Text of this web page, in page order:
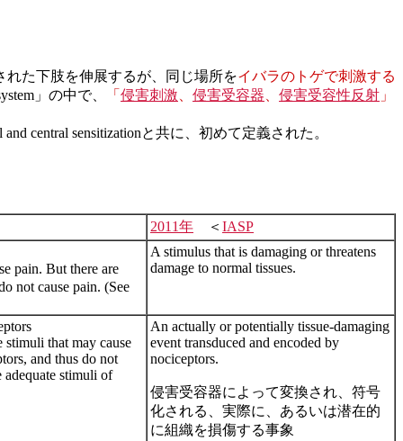
れた下肢を伸展するが、同じ場所をイバラのトゲで刺激する
」の中で、 「 侵害刺激 侵害受容器 侵害受容性反射 」
and central sensitizationと共に、初めて定義された。
2011年 ＜ IASP
pain. But there are
not cause pain. (See
A stimulus that is damaging or threatens
damage to normal tissues.
stimuli that may cause
and thus do not
adequate stimuli of
An actually or potentially tissue-damaging
event transduced and encoded by
nociceptors.
侵害受容器によって変換され、符号
化される、実際に、あるいは潜在的
に組織を損傷する事象